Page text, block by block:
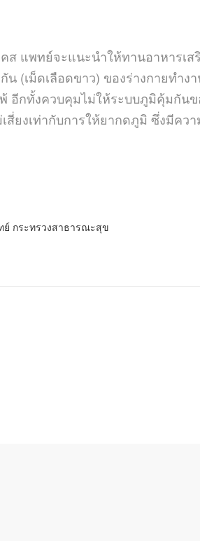
คส แพทย์จะแนะนำให้ทานอาหารเส
น (เม็ดเลือดขาว) ของร่างกายทำง
อีกทั้งควบคุมไม่ให้ระบบภูมิคุ้มกัน
สี่ยงเท่ากับการให้ยากดภูมิ ซึ่งมีคว
ย์ กระทรวงสาธารณะสุข